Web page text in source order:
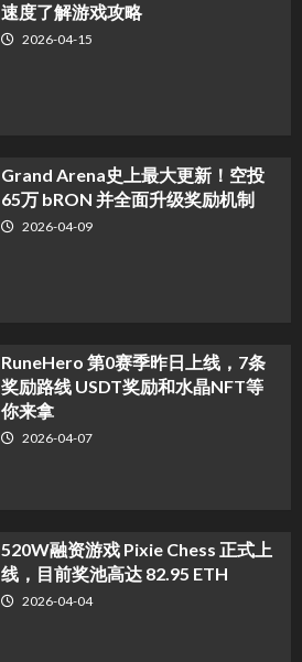
速度了解游戏攻略
2026-04-15
Grand Arena史上最大更新！空投
65万 bRON 并全面升级奖励机制
2026-04-09
RuneHero 第0赛季昨日上线，7条
奖励路线 USDT奖励和水晶NFT等
你来拿
2026-04-07
520W融资游戏 Pixie Chess 正式上
线，目前奖池高达 82.95 ETH
2026-04-04